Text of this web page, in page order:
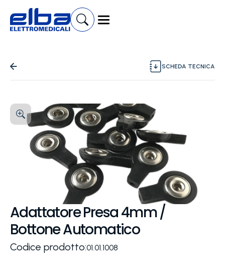
SCHEDA TECNICA
Adattatore Presa 4mm /
Bottone Automatico
Codice prodotto:01.01.1008